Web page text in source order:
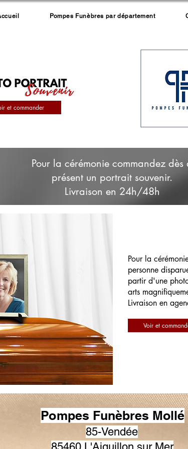
Pompes Funèbres par département
et commander
Pour la cérémonie commandez dès
présent un portrait souvenir.
Livraison en 24h/48h
Pour la
personne
partir d'une
arts
Livraison en
Voir et
Pompes Funèbres Mollé
85-Vendée